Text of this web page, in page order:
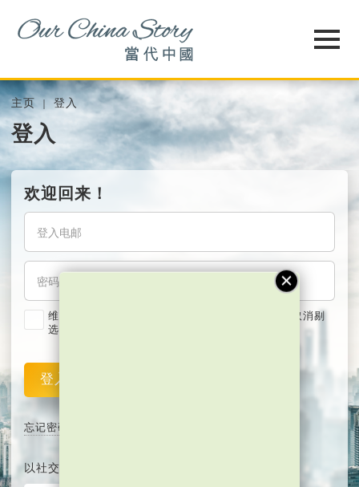
主页 登入
登入
欢迎回来！
维持我的登入状态两星期 (若使用共用电脑，紧记取消剔
选)
登入
忘记密码
以社交媒体平台注册或登入∶